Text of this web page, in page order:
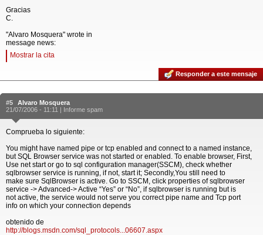
Gracias
C.
"Alvaro Mosquera" wrote in
message news:
Mostrar la cita
Responder a este mensaje
#5
Alvaro Mosquera
21/07/2006 - 11:11 | Informe spam
Comprueba lo siguiente:
You might have named pipe or tcp enabled and connect to a named instance,
but SQL Browser service was not started or enabled. To enable browser, First,
Use net start or go to sql configuration manager(SSCM), check whether
sqlbrowser service is running, if not, start it; Secondly,You still need to
make sure SqlBrowser is active. Go to SSCM, click properties of sqlbrowser
service -> Advanced-> Active “Yes” or “No”, if sqlbrowser is running but is
not active, the service would not serve you correct pipe name and Tcp port
info on which your connection depends
obtenido de
http://blogs.msdn.com/sql_protocols...06607.aspx